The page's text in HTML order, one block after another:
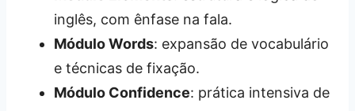
inglês, com ênfase na fala.
Módulo Words: expansão de vocabulário
e técnicas de fixação.
Módulo Confidence: prática intensiva de